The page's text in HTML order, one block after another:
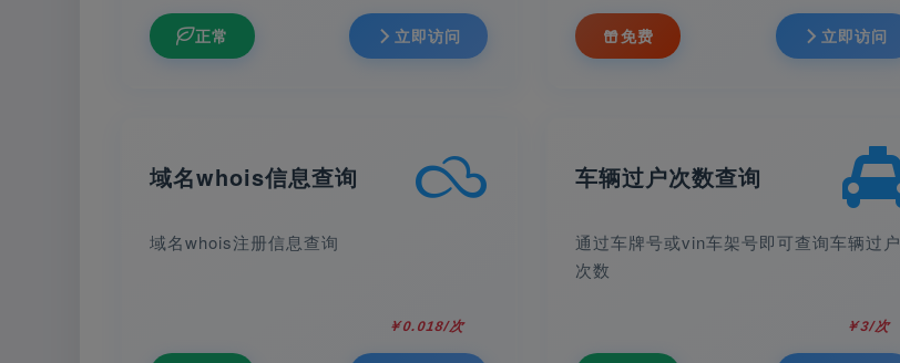
正常 立即访问 免费 立即访问
域名whois信息查询
域名whois注册信息查询
￥0.018/次
车辆过户次数查询
通过车牌号或vin车架号即可查询车辆过户
次数
￥3/次